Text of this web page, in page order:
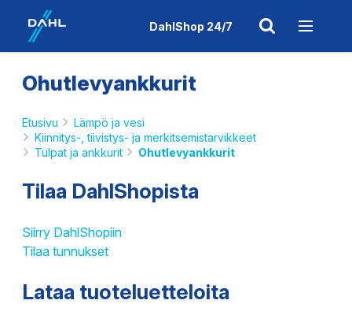
DahlShop 24/7
Ohutlevyankkurit
Etusivu
Lämpö ja vesi
Kiinnitys-, tiivistys- ja merkitsemistarvikkeet
Tulpat ja ankkurit
Ohutlevyankkurit
Tilaa DahlShopista
Siirry DahlShopiin
Tilaa tunnukset
Lataa tuoteluetteloita